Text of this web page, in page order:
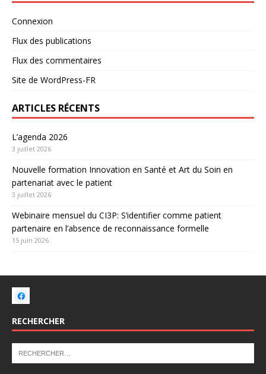
Connexion
Flux des publications
Flux des commentaires
Site de WordPress-FR
ARTICLES RÉCENTS
L’agenda 2026
3 juillet 2026
Nouvelle formation Innovation en Santé et Art du Soin en
partenariat avec le patient
3 juillet 2026
Webinaire mensuel du CI3P: S’identifier comme patient
partenaire en l’absence de reconnaissance formelle
15 juin 2026
RECHERCHER